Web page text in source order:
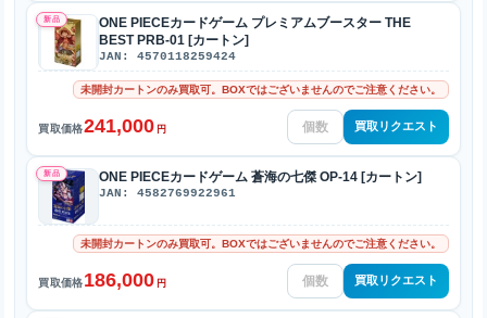
新品
ONE PIECEカードゲーム プレミアムブースター THE
BEST PRB-01 [カートン]
JAN: 4570118259424
未開封カートンのみ買取可。BOXではございませんのでご注意ください。
買取価格241,000 円 買取リクエスト
新品 ONE PIECEカードゲーム 蒼海の七傑 OP-14 [カートン]
JAN: 4582769922961
未開封カートンのみ買取可。BOXではございませんのでご注意ください。
買取価格186,000 円 買取リクエスト